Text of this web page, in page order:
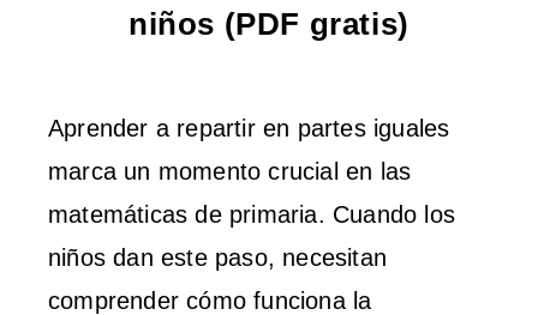
niños (PDF gratis)
Aprender a repartir en partes iguales
marca un momento crucial en las
matemáticas de primaria. Cuando los
niños dan este paso, necesitan
comprender cómo funciona la